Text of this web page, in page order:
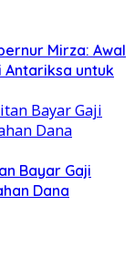
Mirza: Awal
Antariksa untuk
Bayar Gaji
Dana